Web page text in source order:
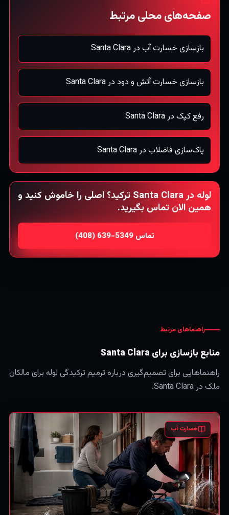
صفحه‌های محلی مرتبط
بازسازی خسارت آب در Santa Clara
بازسازی خسارت آتش و دود در Santa Clara
رفع کپک در Santa Clara
پاک‌سازی فاضلاب در Santa Clara
لوله در Santa Clara ترکید؟ اصلی را خاموش کنید و
همین الان تماس بگیرید.
تماس ⁦(408) 639-5349⁩
راهنماهای مرتبط
منابع بازسازی برای Santa Clara
راهنماهایی برای تصمیم‌گیری درباره ترمیم ترکیدگی لوله برای مالکان
ملک در Santa Clara.
خسارت آب